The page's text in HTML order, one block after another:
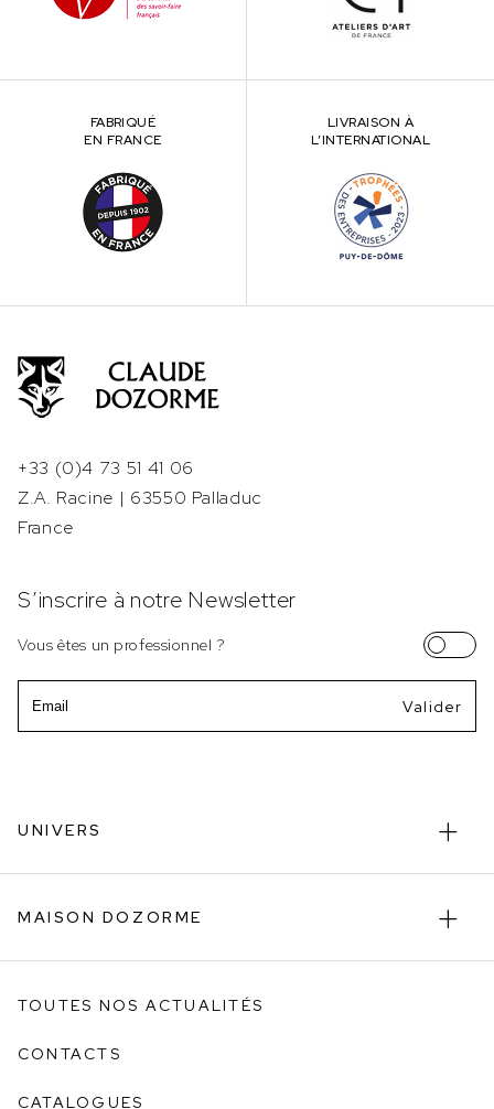
FABRIQUÉ
EN FRANCE
LIVRAISON À
L’INTERNATIONAL
+33 (0)4 73 51 41 06
Z.A. Racine | 63550 Palladuc
France
S’inscrire à notre Newsletter
Vous êtes un professionnel ?
UNIVERS
MAISON DOZORME
TOUTES NOS ACTUALITÉS
CONTACTS
CATALOGUES